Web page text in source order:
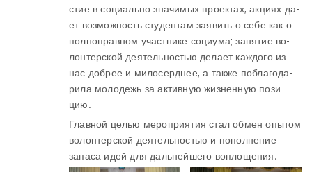
стие в со­ци­аль­но зна­чи­мых про­ек­тах, ак­ци­ях да­
ет воз­мож­ность сту­ден­там за­явить о се­бе как о
пол­но­прав­ном участ­ни­ке со­ци­у­ма; за­ня­тие во­
лон­тер­ской де­я­тель­но­стью де­ла­ет каж­до­го из
нас доб­рее и ми­ло­серд­нее, а так­же по­бла­го­да­
ри­ла мо­ло­дежь за ак­тив­ную жиз­нен­ную по­зи­
цию.
Главной целью мероприятия стал обмен опытом
волонтерской деятельностью и пополнение
запаса идей для дальнейшего воплощения.